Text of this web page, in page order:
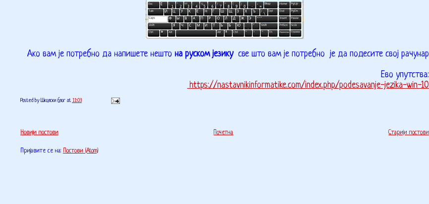
Ако вам је потребно да напишете нешто на руском језику све што вам је потребно је да подесите свој рачунар
Ево упутства:
https://nastavnikinformatike.com/index.php/podesavanje-jezika-win-10
Posted by Школски блог at 11:03
Новији постови Старији постови
Почетна
Пријавите се на: Постови (Atom)